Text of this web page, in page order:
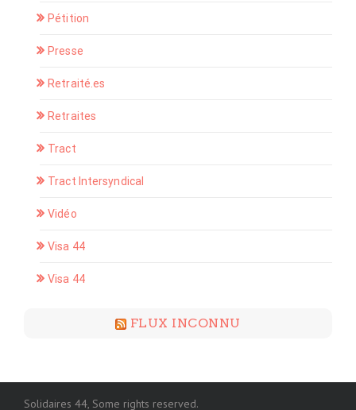
Pétition
Presse
Retraité.es
Retraites
Tract
Tract Intersyndical
Vidéo
Visa 44
Visa 44
FLUX INCONNU
Solidaires 44, Some rights reserved.